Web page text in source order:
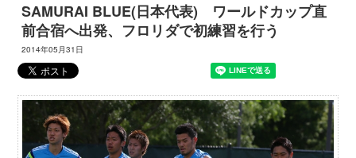
SAMURAI BLUE(日本代表) ワールドカップ直
前合宿へ出発、フロリダで初練習を行う
2014年05月31日